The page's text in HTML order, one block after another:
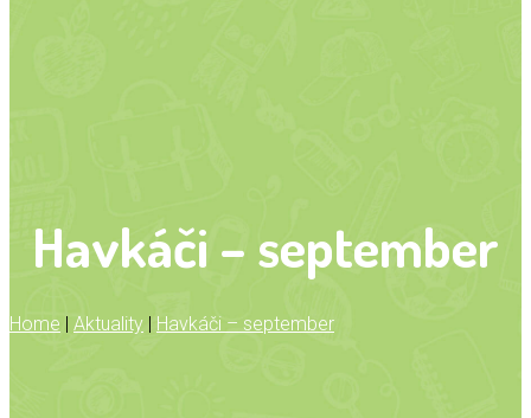
Havkáči – september
Home | Aktuality | Havkáči – september